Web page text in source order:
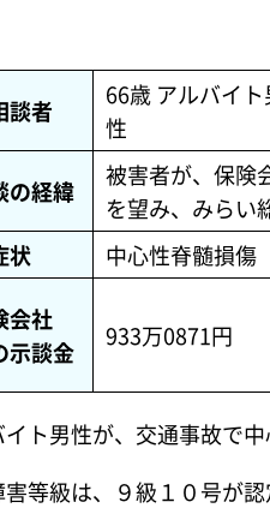
談者
66歳 アルバイト
性
の経緯
被害者が、保険
を望み、みらい
状
中心性脊髄損傷
会社
示談金
933万0871円
ト男性が、交通事故で
等級は、９級１０号が認